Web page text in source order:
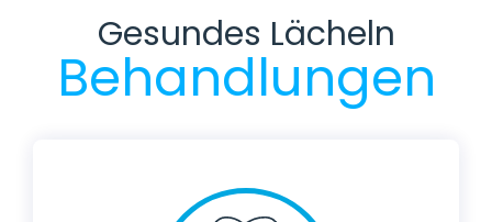
Gesundes Lächeln
Behandlungen